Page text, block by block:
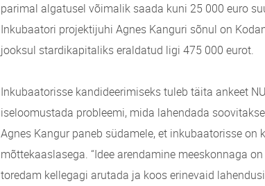
parimal algatusel võimalik saada kuni 25 000 euro
Inkubaatori projektijuhi Agnes Kanguri sõnul on
jooksul stardikapitaliks eraldatud ligi 475 000 eurot.
Inkubaatorisse kandideerimiseks tuleb täita ankeet
iseloomustada probleemi, mida lahendada
Agnes Kangur paneb südamele, et inkubaatorisse on
mõttekaaslasega. “Idee arendamine meeskonnaga
toredam kellegagi arutada ja koos erinevaid